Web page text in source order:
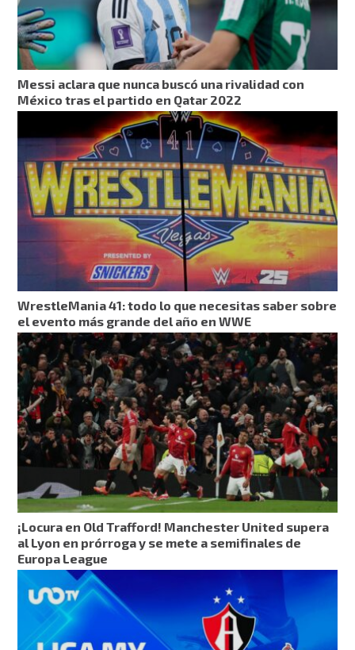
Messi aclara que nunca buscó una rivalidad con
México tras el partido en Qatar 2022
WrestleMania 41: todo lo que necesitas saber sobre
el evento más grande del año en WWE
¡Locura en Old Trafford! Manchester United supera
al Lyon en prórroga y se mete a semifinales de
Europa League